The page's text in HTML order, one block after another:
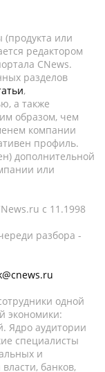
или
редактором
CNews.
разделов
,
а также
образом, чем
компании
профиль.
дополнительной
или
c 11.1998
разбора -
одной
экономики:
Ядро аудитории
специалисты
и
банков,